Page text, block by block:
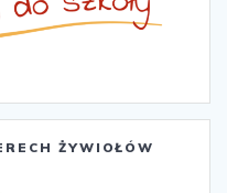
ŻYWIOŁÓW